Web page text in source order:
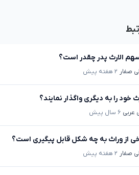
الارث پدر چقدر است؟
صفار ۲ هفته پیش
خود را به دیگری واگذار نمایند؟
عربی ۶ سال پیش
از وراث به چه شکل قابل پیگیری است؟
صفار ۲ هفته پیش